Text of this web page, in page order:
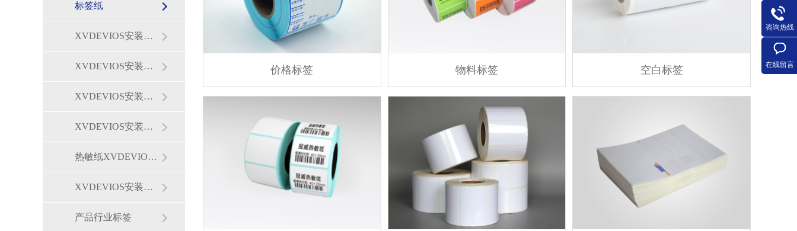
标签纸
XVDEVIOS安装包旧版标签
XVDEVIOS安装包旧版贴纸
XVDEVIOS安装包旧版标签纸
XVDEVIOS安装包旧版中国XV站APP下载
热敏纸XVDEVIOS安装包旧版
XVDEVIOS安装包旧版价签纸
产品行业标签
价格标签 物料标签 空白标签
咨询热线
在线留言